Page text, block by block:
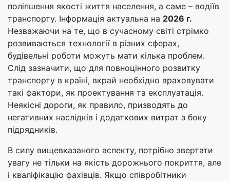
поліпшення якості життя населення, а саме – водіїв
транспорту. Інформація актуальна на 2026 г.
Незважаючи на те, що в сучасному світі стрімко
розвиваються технології в різних сферах,
будівельні роботи можуть мати кілька проблем.
Слід зазначити, що для повноцінного розвитку
транспорту в країні, вкрай необхідно враховувати
такі фактори, як проектування та експлуатація.
Неякісні дороги, як правило, призводять до
негативних наслідків і додаткових витрат з боку
підрядників.
В силу вищевказаного аспекту, потрібно звертати
увагу не тільки на якість дорожнього покриття, але
і кваліфікацію фахівців. Якщо співробітники